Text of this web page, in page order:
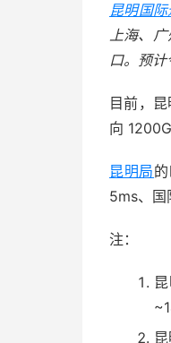
昆明国
上海、
口。预计
目前，
向
昆明局
5ms、国
注：